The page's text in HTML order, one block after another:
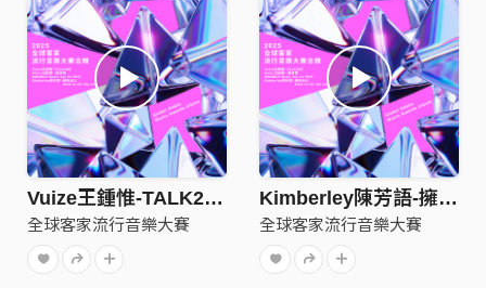
Vuize王鍾惟-TALK2ME
全球客家流行音樂大賽
Kimberley陳芳語-擁抱自己Hold On Till The End
全球客家流行音樂大賽